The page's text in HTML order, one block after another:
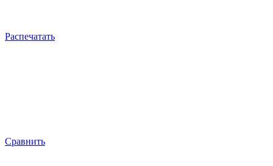
Распечатать
Сравнить